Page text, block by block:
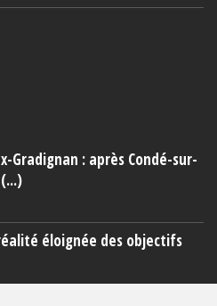
Gradignan : après Condé-sur-
éloignée des objectifs